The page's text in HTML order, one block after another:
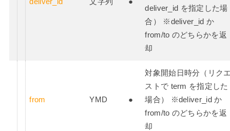
deliver_id を指定した場
合） ※deliver_id か
from/to のどちらかを返
却
from YMD ●
対象開始日時分（リク
ストで term を指定した
場合） ※deliver_id か
from/to のどちらかを返
却